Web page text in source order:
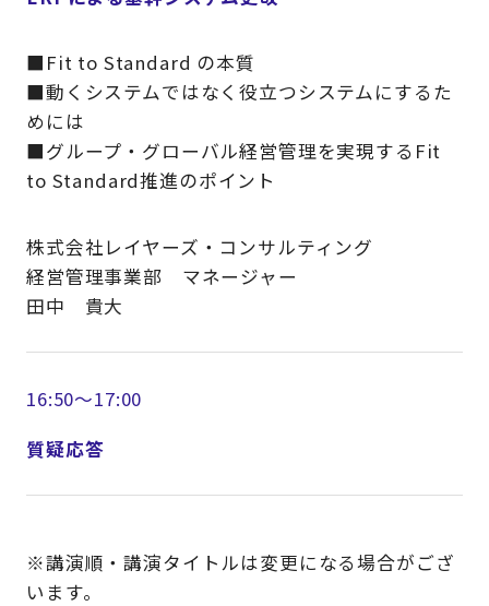
■Fit to Standard の本質
■動くシステムではなく役立つシステムにするた
めには
■グループ・グローバル経営管理を実現するFit
to Standard推進のポイント
株式会社レイヤーズ・コンサルティング
経営管理事業部 マネージャー
田中 貴大
16:50～17:00
質疑応答
※講演順・講演タイトルは変更になる場合がござ
います。